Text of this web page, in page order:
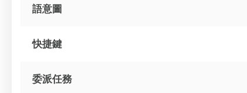
語意圖
快捷鍵
委派任務